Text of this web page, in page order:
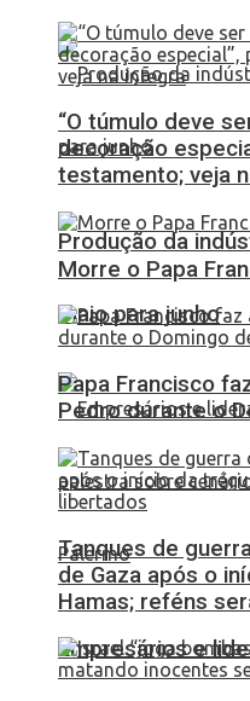
Produção da
maio para junho
Empresários e
“O túmulo deve
decoração
testamento; veja
Morre o Papa
Papa Francisco
Pedro durante o
Tanques de
de Gaza após o
Hamas; reféns